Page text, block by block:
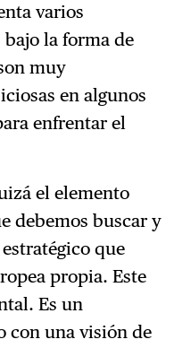
varios
la forma de
muy
en algunos
enfrentar el
el elemento
debemos buscar y
que
propia. Este
Es un
con una visión de